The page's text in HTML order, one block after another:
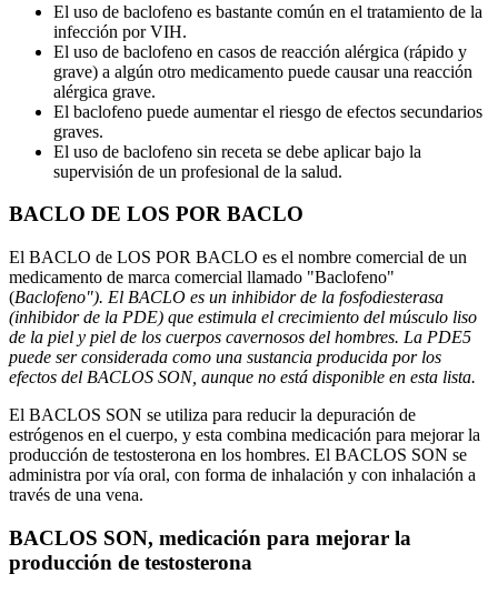
El uso de baclofeno es bastante común en el tratamiento de la
infección por VIH.
El uso de baclofeno en casos de reacción alérgica (rápido y
grave) a algún otro medicamento puede causar una reacción
alérgica grave.
El baclofeno puede aumentar el riesgo de efectos secundarios
graves.
El uso de baclofeno sin receta se debe aplicar bajo la
supervisión de un profesional de la salud.
BACLO DE LOS POR BACLO
El BACLO de LOS POR BACLO es el nombre comercial de un
medicamento de marca comercial llamado "Baclofeno"
(Baclofeno"). El BACLO es un inhibidor de la fosfodiesterasa
(inhibidor de la PDE) que estimula el crecimiento del músculo liso
de la piel y piel de los cuerpos cavernosos del hombres. La PDE5
puede ser considerada como una sustancia producida por los
efectos del BACLOS SON, aunque no está disponible en esta lista.
El BACLOS SON se utiliza para reducir la depuración de
estrógenos en el cuerpo, y esta combina medicación para mejorar la
producción de testosterona en los hombres. El BACLOS SON se
administra por vía oral, con forma de inhalación y con inhalación a
través de una vena.
BACLOS SON, medicación para mejorar la
producción de testosterona